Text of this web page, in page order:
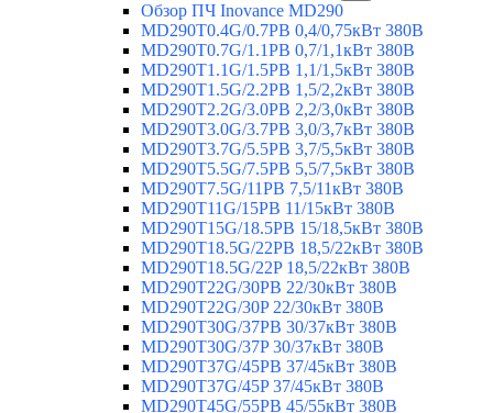
Обзор ПЧ Inovance MD290
MD290T0.4G/0.7PB 0,4/0,75кВт 380В
MD290T0.7G/1.1PB 0,7/1,1кВт 380В
MD290T1.1G/1.5PB 1,1/1,5кВт 380В
MD290T1.5G/2.2PB 1,5/2,2кВт 380В
MD290T2.2G/3.0PB 2,2/3,0кВт 380В
MD290T3.0G/3.7PB 3,0/3,7кВт 380В
MD290T3.7G/5.5PB 3,7/5,5кВт 380В
MD290T5.5G/7.5PB 5,5/7,5кВт 380В
MD290T7.5G/11PB 7,5/11кВт 380В
MD290T11G/15PB 11/15кВт 380В
MD290T15G/18.5PB 15/18,5кВт 380В
MD290T18.5G/22PB 18,5/22кВт 380В
MD290T18.5G/22P 18,5/22кВт 380В
MD290T22G/30PB 22/30кВт 380В
MD290T22G/30P 22/30кВт 380В
MD290T30G/37PB 30/37кВт 380В
MD290T30G/37P 30/37кВт 380В
MD290T37G/45PB 37/45кВт 380В
MD290T37G/45P 37/45кВт 380В
MD290T45G/55PB 45/55кВт 380В